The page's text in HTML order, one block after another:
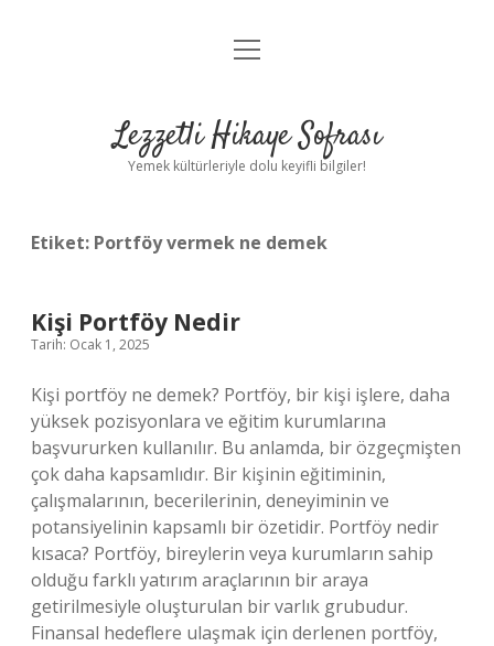
Anasayfa
Yasal Uyarı
menüyü
Lezzetli Hikaye Sofrası
Yemek kültürleriyle dolu keyifli bilgiler!
Etiket: Portföy vermek ne demek
Kişi Portföy Nedir
Tarih: Ocak 1, 2025
Kişi portföy ne demek? Portföy, bir kişi işlere, daha
yüksek pozisyonlara ve eğitim kurumlarına
başvururken kullanılır. Bu anlamda, bir özgeçmişten
çok daha kapsamlıdır. Bir kişinin eğitiminin,
çalışmalarının, becerilerinin, deneyiminin ve
potansiyelinin kapsamlı bir özetidir. Portföy nedir
kısaca? Portföy, bireylerin veya kurumların sahip
olduğu farklı yatırım araçlarının bir araya
getirilmesiyle oluşturulan bir varlık grubudur.
Finansal hedeflere ulaşmak için derlenen portföy,